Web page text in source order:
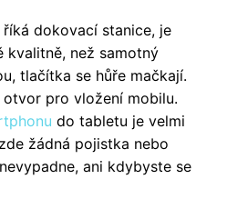
dokovací stanice, je
kvalitně, než samotný
tlačítka se hůře mačkají.
pro vložení mobilu.
do tabletu je velmi
žádná pojistka nebo
ani kdybyste se